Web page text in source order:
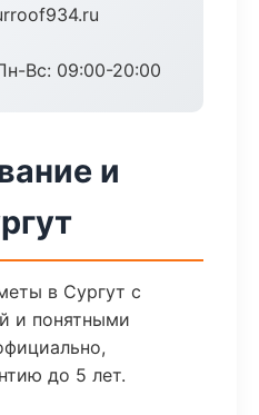
Вс: 09:00-20:00
и
в Сургут с
и понятными
до 5 лет.